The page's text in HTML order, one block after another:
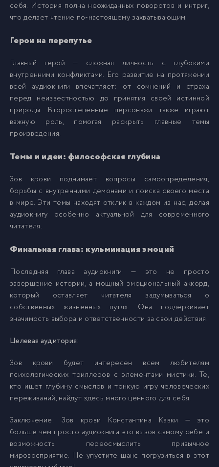
себя. История полна неожиданных поворотов и интриг,
что делает чтение по-настоящему захватывающим.
Герои на перепутье
Главный герой — сложная личность с глубокими
внутренними конфликтами. Его развитие на протяжении
всей аудиокниги впечатляет: от сомнений и страха
перед неизвестностью до принятия своей истинной
природы. Второстепенные персонажи также играют
важную роль, помогая раскрыть главные темы
произведения.
Темы и идеи: философская глубина
Зов крови поднимает вопросы самоопределения,
борьбы с внутренними демонами и поиска своего места
в мире. Эти темы находят отклик в каждом из нас, делая
аудиокнигу особенно актуальной для современного
читателя.
Финальная глава: кульминация эмоций
Последняя глава аудиокниги — это не просто
завершение истории, а мощный эмоциональный аккорд,
который оставляет читателя задумываться о
собственных жизненных путях. Она подчеркивает
значимость выбора и ответственности за свои действия.
Целевая аудитория:
Зов крови будет интересен всем любителям
психологических триллеров с элементами мистики. Те,
кто ищет глубину смыслов и тонкую игру человеческих
переживаний, найдут здесь много ценного для себя.
Заключение: Зов крови Константина Кавки — это
больше чем просто аудиокнига это вызов самому себе и
возможность переосмыслить привычное
мировосприятие. Не упустите шанс погрузиться в этот